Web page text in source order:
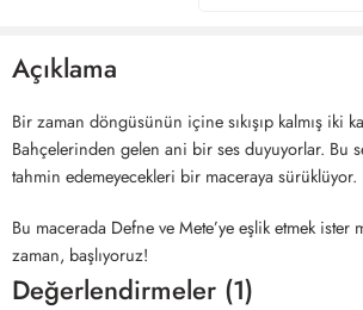
Açıklama
Bir zaman döngüsünün içine sıkışıp kalmış iki
Bahçelerinden gelen ani bir ses duyuyorlar. Bu
tahmin edemeyecekleri bir maceraya sürüklüyor.
Bu macerada Defne ve Mete’ye eşlik etmek
zaman, başlıyoruz!
Değerlendirmeler (1)